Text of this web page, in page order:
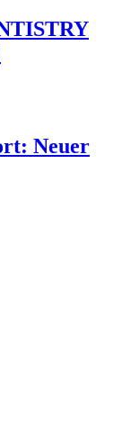
Neuer